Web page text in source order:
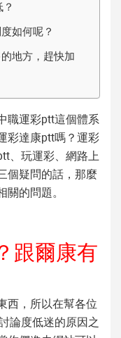
如何呢？
地方，趕快加
職運彩ptt這個體系
彩達康ptt嗎？運彩
、玩運彩、網路上
個疑問的話，那麼
的問題。
跟爾康有
西，所以在幫各位
論度低迷的原因之